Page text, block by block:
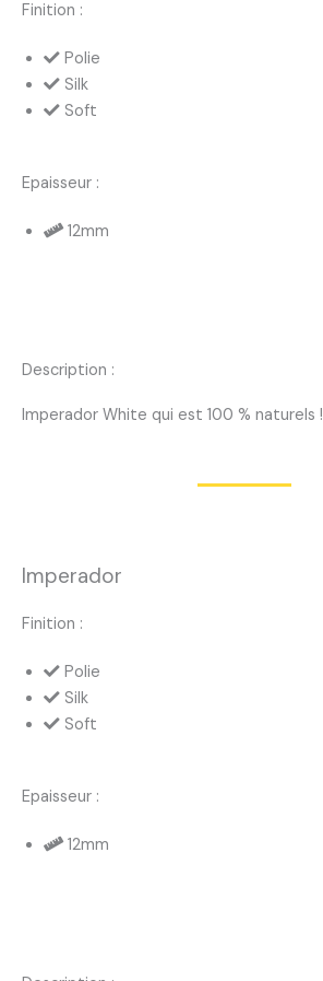
Finition :
Polie
Silk
Soft
Epaisseur :
12mm
Description :
Imperador White qui est 100 % naturels !
Imperador
Finition :
Polie
Silk
Soft
Epaisseur :
12mm